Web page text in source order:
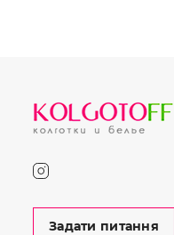
Задати питання